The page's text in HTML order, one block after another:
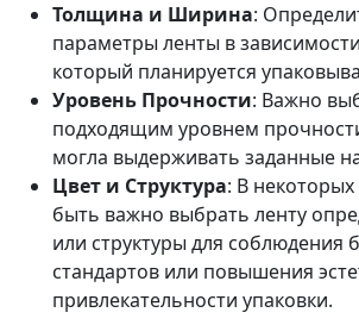
Толщина и Ширина:
параметры ленты в
который планируется
Уровень Прочности: Важно
подходящим уровнем
могла выдерживать заданные
Цвет и Структура: В
быть важно выбрать ленту
или структуры для соблюдения
стандартов или повышения
привлекательности упаковки.